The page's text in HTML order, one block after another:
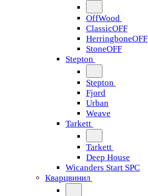
OffWood
ClassicOFF
HerringboneOFF
StoneOFF
Stepton
Stepton
Fjord
Urban
Weave
Tarkett
Tarkett
Deep House
Wicanders Start SPC
Кварцвинил